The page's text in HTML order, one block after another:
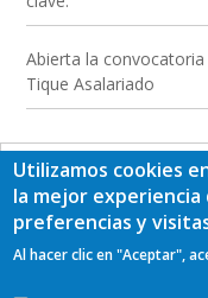
Abierta la convocatoria
Tique Asalariado
Utilizamos cookies
la mejor experiencia
preferencias y
Al hacer clic en "Aceptar",